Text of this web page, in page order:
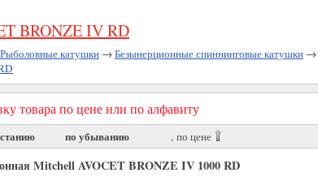
BRONZE IV RD
Рыболовные катушки →Безынерционные спиннинговые катушки →
товара по цене или по алфавиту
по убыванию , по цене
Mitchell AVOCET BRONZE IV 1000 RD